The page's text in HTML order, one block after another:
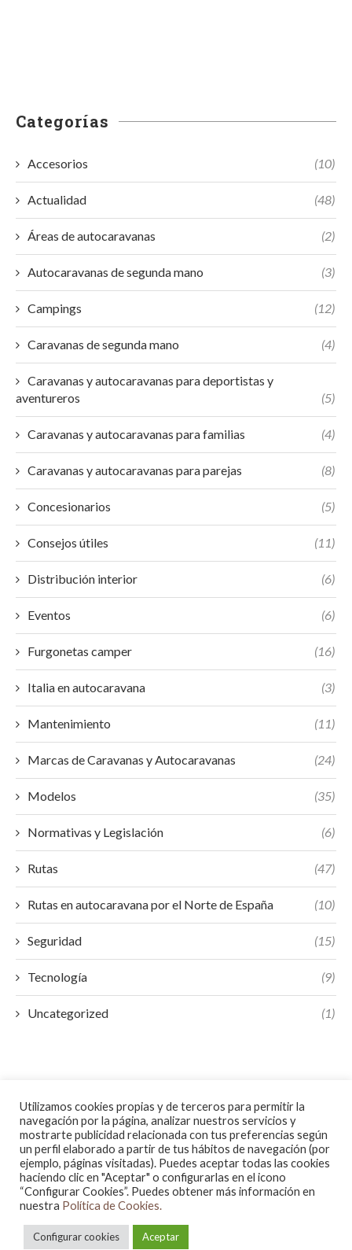
Categorías
Accesorios (10)
Actualidad (48)
Áreas de autocaravanas (2)
Autocaravanas de segunda mano (3)
Campings (12)
Caravanas de segunda mano (4)
Caravanas y autocaravanas para deportistas y
aventureros
(5)
Caravanas y autocaravanas para familias (4)
Caravanas y autocaravanas para parejas (8)
Concesionarios (5)
Consejos útiles (11)
Distribución interior (6)
Eventos (6)
Furgonetas camper (16)
Italia en autocaravana (3)
Mantenimiento (11)
Marcas de Caravanas y Autocaravanas (24)
Modelos (35)
Normativas y Legislación (6)
Rutas (47)
Rutas en autocaravana por el Norte de España (10)
Seguridad (15)
Tecnología (9)
Uncategorized (1)
@2023 - All Right Reserved.
Utilizamos cookies propias y de terceros para permitir la
navegación por la página, analizar nuestros servicios y
mostrarte publicidad relacionada con tus preferencias según
un perfil elaborado a partir de tus hábitos de navegación (por
ejemplo, páginas visitadas). Puedes aceptar todas las cookies
haciendo clic en "Aceptar" o configurarlas en el icono
“Configurar Cookies”. Puedes obtener más información en
nuestra Política de Cookies.
Configurar cookies Aceptar